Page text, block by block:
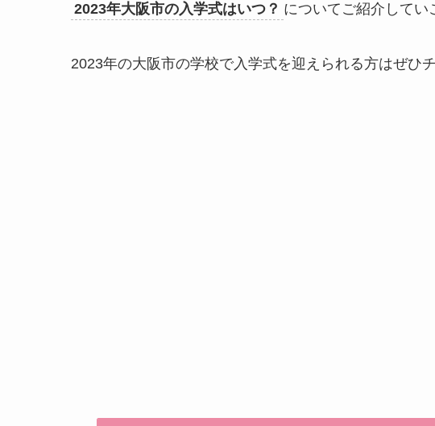
2023年大阪市の入学式はいつ？ についてご紹介してい
2023年の大阪市の学校で入学式を迎えられる方はぜひ